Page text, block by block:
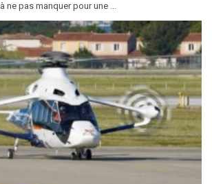
à ne pas manquer pour une ...